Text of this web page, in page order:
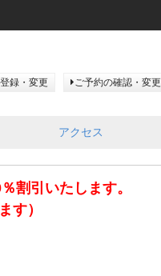
録・変更 ご予約の確認・変
アクセス
割引いたします。
す）